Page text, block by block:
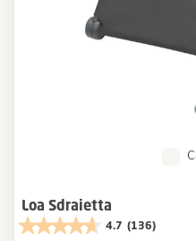
Loa Sdraietta
4.7 (136)